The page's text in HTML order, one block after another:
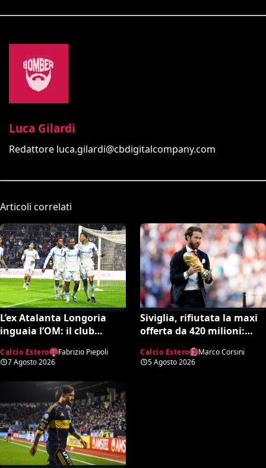
Luca Gilardi
Redattore luca.gilardi@cbdigitalcompany.com
Articoli correlati
L’ex Atalanta Longoria
inguaia l’OM: il club
Ligue 2 e svende tutti i
suoi pezzi pregiati
Calcio Estero
Fabrizio Piepoli
7 Agosto 2026
Siviglia, rifiutata la maxi
offerta da 420 milioni:
clausola “anti-Ramos”
Calcio Estero
Marco Corsini
5 Agosto 2026